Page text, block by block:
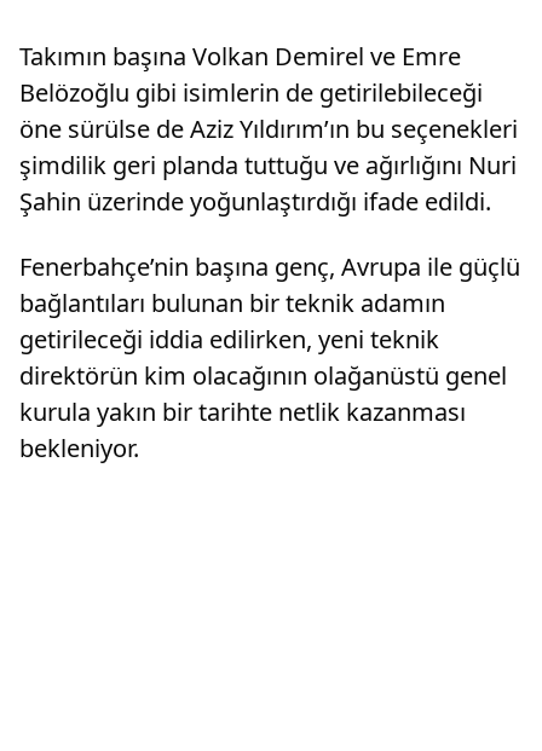
Takımın başına Volkan Demirel ve Emre
Belözoğlu gibi isimlerin de getirilebileceği
öne sürülse de Aziz Yıldırım’ın bu seçenekleri
şimdilik geri planda tuttuğu ve ağırlığını Nuri
Şahin üzerinde yoğunlaştırdığı ifade edildi.
Fenerbahçe’nin başına genç, Avrupa ile güçlü
bağlantıları bulunan bir teknik adamın
getirileceği iddia edilirken, yeni teknik
direktörün kim olacağının olağanüstü genel
kurula yakın bir tarihte netlik kazanması
bekleniyor.